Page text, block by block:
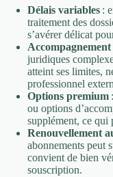
Délais variables :
traitement des
s’avérer délicat
juridiques
atteint ses limites,
professionnel
Options premium
ou options
supplément, ce qui
Renouvellement
abonnements peut
convient de bien
souscription.